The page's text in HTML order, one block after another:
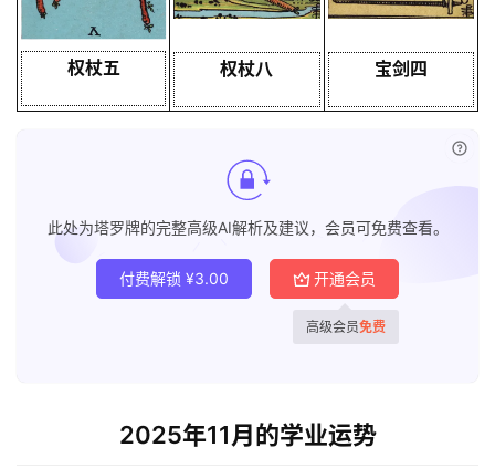
权杖五 权杖八 宝剑四
此处为塔罗牌的完整高级AI解析及建议，会员可免费查看。
付费解锁 ¥3.00 开通会员
高级会员免费
2025年11月的学业运势